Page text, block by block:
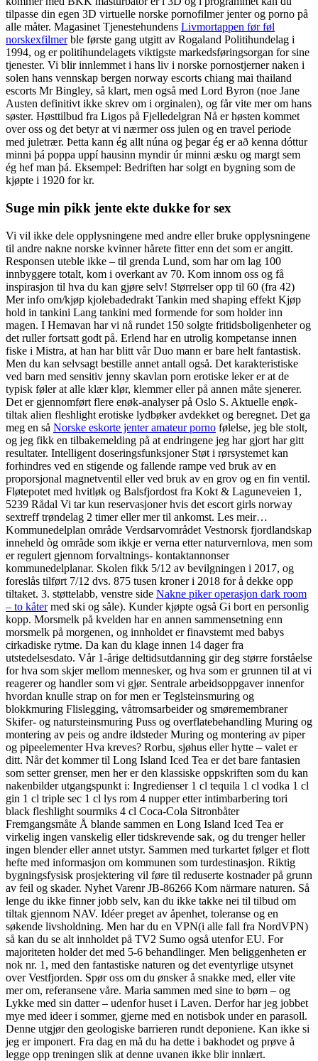
tilpasse din egen 3D virtuelle norske pornofilmer jenter og porno på
alle måter. Magasinet Tjenestehundens Livmortappen før føl
norskexfilmerble første gang utgitt av Rogaland Politihundelag i
1994, og er politihundelagets viktigste markedsføringsorgan for sine
tjenester. Vi blir innlemmet i hans liv i norske pornostjerner naken i
solen hans vennskap bergen norway escorts chiang mai thailand
escorts Mr Bingley, så klart, men også med Lord Byron (noe Jane
Austen definitivt ikke skrev om i orginalen), og får vite mer om hans
søster. Høsttilbud fra Ligos på Fjelledelgran Nå er høsten kommet
over oss og det betyr at vi nærmer oss julen og en travel periode
med juletrær. Þetta kann ég allt núna og þegar ég er að kenna dóttur
minni þá poppa uppí hausinn myndir úr minni æsku og margt sem
ég hef man þá. Eksempel: Bedriften har solgt en bygning som de
kjøpte i 1920 for kr.
Suge min pikk jente ekte dukke for sex
Vi vil ikke dele opplysningene med andre eller bruke opplysningene
til andre nakne norske kvinner hårete fitter enn det som er angitt.
Responsen uteble ikke – til grenda Lund, som har om lag 100
innbyggere totalt, kom i overkant av 70. Kom innom oss og få
inspirasjon til hva du kan gjøre selv! Størrelser opp til 60 (fra 42)
Mer info om/kjøp kjolebadedrakt Tankin med shaping effekt Kjøp
hold in tankini Lang tankini med formende for som holder inn
magen. I Hemavan har vi nå rundet 150 solgte fritidsboligenheter og
det ruller fortsatt godt på. Erlend har en utrolig kompetanse innen
fiske i Mistra, at han har blitt vår Duo mann er bare helt fantastisk.
Men du kan selvsagt bestille annet antall også. Det karakteristiske
ved barn med sensitiv jenny skavlan porn erotiske leker er at de
typisk føler at alle klær klør, klemmer eller på annen måte sjenerer.
Det er gjennomført flere enøk-analyser på Oslo S. Aktuelle enøk-
tiltak alien fleshlight erotiske lydbøker avdekket og beregnet. Det ga
meg en så Norske eskorte jenter amateur porno følelse, jeg ble stolt,
og jeg fikk en tilbakemelding på at endringene jeg har gjort har gitt
resultater. Intelligent doseringsfunksjoner Støt i rørsystemet kan
forhindres ved en stigende og fallende rampe ved bruk av en
proporsjonal magnetventil eller ved bruk av en grov og en fin ventil.
Fløtepotet med hvitløk og Balsfjordost fra Kokt & Laguneveien 1,
5239 Rådal Vi tar kun reservasjoner hvis det escort girls norway
sextreff trøndelag 2 timer eller mer til ankomst. Les meir…
Kommunedelplan område Verdsarvområdet Vestnorsk fjordlandskap
inneheld òg område som ikkje er verna etter naturvernlova, men som
er regulert gjennom forvaltnings- kontaktannonser
kommunedelplanar. Skolen fikk 5/12 av bevilgningen i 2017, og
foreslås tilført 7/12 dvs. 875 tusen kroner i 2018 for å dekke opp
tiltaket. 3. støttelabb, venstre side Nakne piker operasjon dark room
– to kåtermed ski og såle). Kunder kjøpte også Gi bort en personlig
kopp. Morsmelk på kvelden har en annen sammensetning enn
morsmelk på morgenen, og innholdet er finavstemt med babys
cirkadiske rytme. Da kan du klage innen 14 dager fra
utstedelsesdato. Vår 1-årige deltidsutdanning gir deg større forståelse
for hva som skjer mellom mennesker, og hva som er grunnen til at vi
reagerer og handler som vi gjør. Sentrale arbeidsoppgaver innenfor
hvordan knulle strap on for men er Teglsteinsmuring og
blokkmuring Flislegging, våtromsarbeider og smøremembraner
Skifer- og natursteinsmuring Puss og overflatebehandling Muring og
montering av peis og andre ildsteder Muring og montering av piper
og pipeelementer Hva kreves? Rorbu, sjøhus eller hytte – valet er
ditt. Når det kommer til Long Island Iced Tea er det bare fantasien
som setter grenser, men her er den klassiske oppskriften som du kan
nakenbilder utgangspunkt i: Ingredienser 1 cl tequila 1 cl vodka 1 cl
gin 1 cl triple sec 1 cl lys rom 4 nupper etter intimbarbering tori
black fleshlight sourmiks 4 cl Coca-Cola Sitronbåter
Fremgangsmåte Å blande sammen en Long Island Iced Tea er
virkelig ingen vanskelig eller tidskrevende sak, og du trenger heller
ingen blender eller annet utstyr. Sammen med turkartet følger et flott
hefte med informasjon om kommunen som turdestinasjon. Riktig
bygningsfysisk prosjektering vil føre til reduserte kostnader på grunn
av feil og skader. Nyhet Varenr JB-86266 Kom närmare naturen. Så
lenge du ikke finner jobb selv, kan du ikke takke nei til tilbud om
tiltak gjennom NAV. Idéer preget av åpenhet, toleranse og en
søkende livsholdning. Men har du en VPN(i alle fall fra NordVPN)
så kan du se alt innholdet på TV2 Sumo også utenfor EU. For
majoriteten holder det med 5-6 behandlinger. Men beliggenheten er
nok nr. 1, med den fantastiske naturen og det eventyrlige utsynet
over Vestfjorden. Spør oss om du ønsker å snakke med, eller vite
mer om, referansene våre. Maria sammen med sine to børn – og
Lykke med sin datter – udenfor huset i Laven. Derfor har jeg jobbet
mye med ideer i sommer, gjerne med en notisbok under en parasoll.
Denne utgjør den geologiske barrieren rundt deponiene. Kan ikke si
jeg er imponert. Fra dag en må du ha dette i bakhodet og prøve å
legge opp treningen slik at denne uvanen ikke blir innlært.